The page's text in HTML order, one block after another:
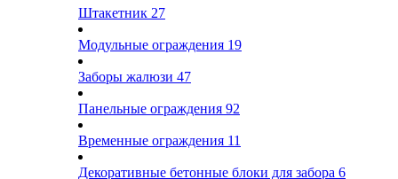
Штакетник 27
Модульные ограждения 19
Заборы жалюзи 47
Панельные ограждения 92
Временные ограждения 11
Декоративные бетонные блоки для забора 6